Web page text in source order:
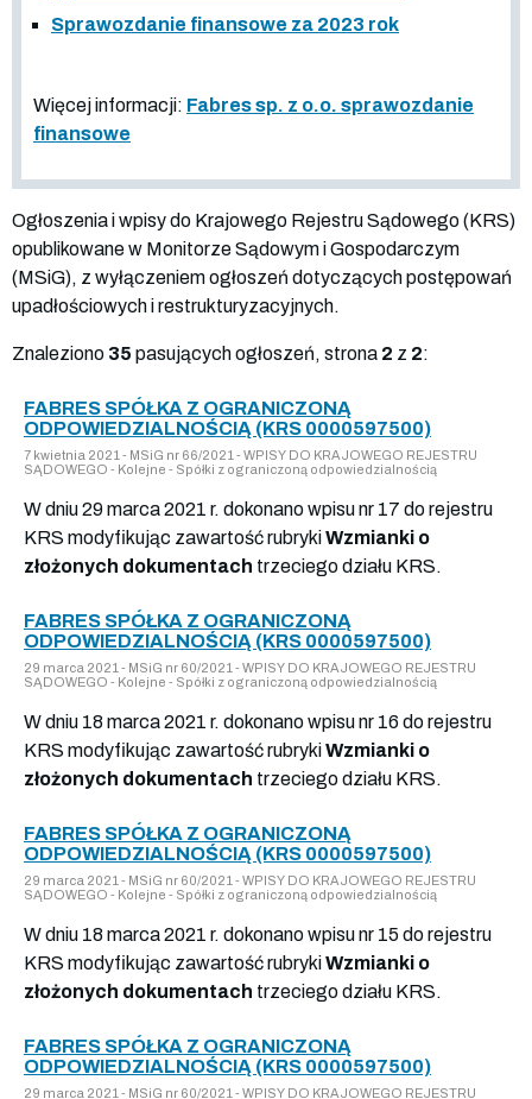
Sprawozdanie finansowe za 2023 rok
Więcej informacji: Fabres sp. z o.o. sprawozdanie
finansowe
Ogłoszenia i wpisy do Krajowego Rejestru Sądowego (KRS)
opublikowane w Monitorze Sądowym i Gospodarczym
(MSiG), z wyłączeniem ogłoszeń dotyczących postępowań
upadłościowych i restrukturyzacyjnych.
Znaleziono 35 pasujących ogłoszeń, strona 2 z 2:
FABRES SPÓŁKA Z OGRANICZONĄ
ODPOWIEDZIALNOŚCIĄ (KRS 0000597500)
7 kwietnia 2021 - MSiG nr 66/2021 - WPISY DO KRAJOWEGO REJESTRU
SĄDOWEGO - Kolejne - Spółki z ograniczoną odpowiedzialnością
W dniu 29 marca 2021 r. dokonano wpisu nr 17 do rejestru
KRS modyfikując zawartość rubrykiWzmianki o
złożonych dokumentach trzeciego działu KRS.
FABRES SPÓŁKA Z OGRANICZONĄ
ODPOWIEDZIALNOŚCIĄ (KRS 0000597500)
29 marca 2021 - MSiG nr 60/2021 - WPISY DO KRAJOWEGO REJESTRU
SĄDOWEGO - Kolejne - Spółki z ograniczoną odpowiedzialnością
W dniu 18 marca 2021 r. dokonano wpisu nr 16 do rejestru
KRS modyfikując zawartość rubrykiWzmianki o
złożonych dokumentach trzeciego działu KRS.
FABRES SPÓŁKA Z OGRANICZONĄ
ODPOWIEDZIALNOŚCIĄ (KRS 0000597500)
29 marca 2021 - MSiG nr 60/2021 - WPISY DO KRAJOWEGO REJESTRU
SĄDOWEGO - Kolejne - Spółki z ograniczoną odpowiedzialnością
W dniu 18 marca 2021 r. dokonano wpisu nr 15 do rejestru
KRS modyfikując zawartość rubrykiWzmianki o
złożonych dokumentach trzeciego działu KRS.
FABRES SPÓŁKA Z OGRANICZONĄ
ODPOWIEDZIALNOŚCIĄ (KRS 0000597500)
29 marca 2021 - MSiG nr 60/2021 - WPISY DO KRAJOWEGO REJESTRU